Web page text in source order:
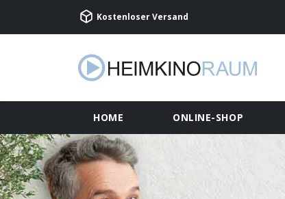
Kostenloser Versand
HOME ONLINE-SHOP